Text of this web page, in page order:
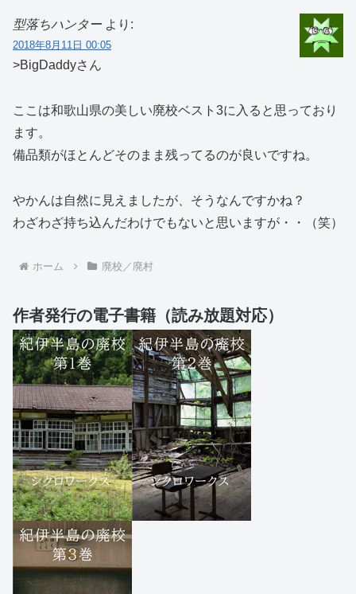
型落ちハンター より:
2018年8月11日 00:05
>BigDaddyさん
ここは和歌山県の美しい廃校ベスト3に入ると思っており
ます。
備品類がほとんどそのまま残ってるのが良いですね。
やかんは自然に見えましたが、そうなんですかね？
わざわざ持ち込んだわけでもないと思いますが・・（笑）
ホーム 廃校／廃村
作者発行の電子書籍（読み放題対応）